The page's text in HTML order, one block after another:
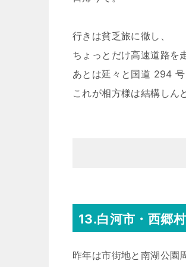
行きは貧乏旅に徹し、
ちょっとだけ高速道路を
あとは延々と国道 294 号
これが相方様は結構しん
13.白河市・西郷村
昨年は市街地と南湖公園